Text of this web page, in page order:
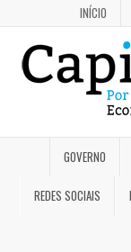
INÍCIO
GOVERNO
REDES SOCIAIS